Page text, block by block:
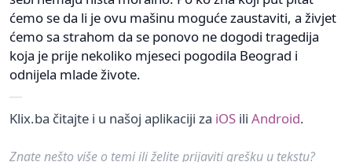
ćemo se da li je ovu mašinu moguće zaustaviti, a živjet
ćemo sa strahom da se ponovo ne dogodi tragedija
koja je prije nekoliko mjeseci pogodila Beograd i
odnijela mlade živote.
Klix.ba čitajte i u našoj aplikaciji za iOS ili Android.
Znate nešto više o temi ili želite prijaviti grešku u tekstu?